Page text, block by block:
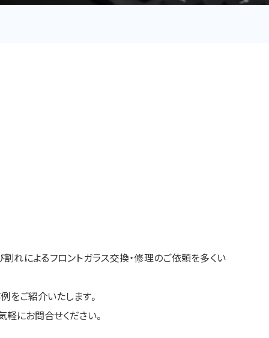
れによるフロントガラス交換・修理のご依頼を多くい
をご紹介いたします。
軽にお問合せください。